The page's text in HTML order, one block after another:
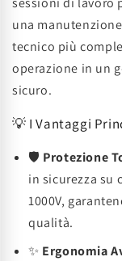
una
tecnico più
operazione in un
sicuro.
💡 I Vantaggi
🛡️ Protezione
in sicurezza su
1000V,
qualità.
✨ Ergonomia